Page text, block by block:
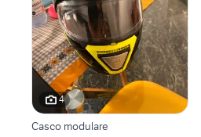
4
Casco modulare